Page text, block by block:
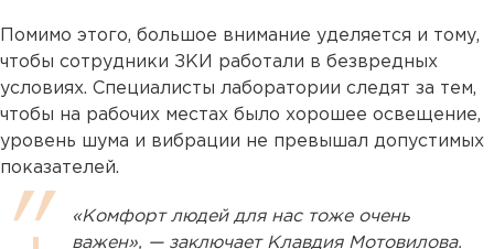
Помимо этого, большое внимание уделяется и тому,
чтобы сотрудники ЗКИ работали в безвредных
условиях. Специалисты лаборатории следят за тем,
чтобы на рабочих местах было хорошее освещение,
уровень шума и вибрации не превышал допустимых
показателей.
«Комфорт людей для нас тоже очень
важен», — заключает Клавдия Мотовилова.